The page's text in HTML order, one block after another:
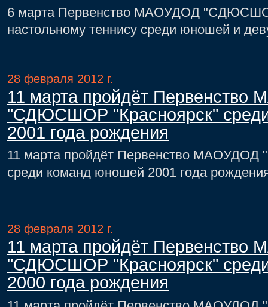
6 марта Первенство МАОУДОД
настольному теннису среди юношей и
28 февраля 2012 г.
11 марта пройдёт
"СДЮСШОР "Красноярск"
2001 года рождения
11 марта пройдёт Первенство
среди команд юношей 2001 года
28 февраля 2012 г.
11 марта пройдёт
"СДЮСШОР "Красноярск"
2000 года рождения